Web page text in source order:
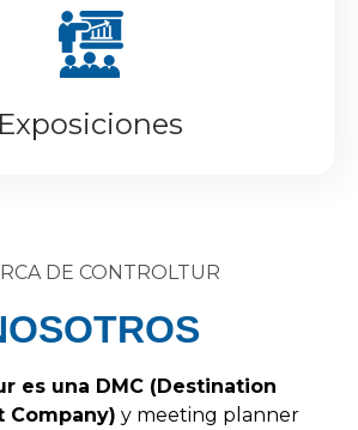
Exposiciones
DE CONTROLTUR
es una DMC (Destination
Company) y meeting planner